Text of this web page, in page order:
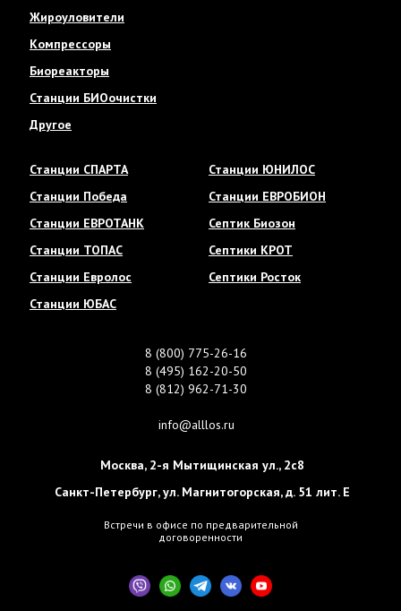
Жироуловители
Компрессоры
Биореакторы
Станции БИОочистки
Другое
Станции СПАРТА
Станции Победа
Станции ЕВРОТАНК
Станции ТОПАС
Станции Евролос
Станции ЮБАС
Станции ЮНИЛОС
Станции ЕВРОБИОН
Септик Биозон
Септики КРОТ
Септики Росток
8 (800) 775-26-16
8 (495) 162-20-50
8 (812) 962-71-30
info@alllos.ru
Москва, 2-я Мытищинская ул., 2с8
Санкт-Петербург,ул. Магнитогорская, д. 51 лит. Е
Встречи в офисе по предварительной
договоренности